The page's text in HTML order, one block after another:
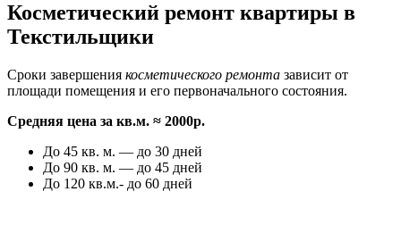
Косметический ремонт квартиры в
Текстильщики
Сроки завершения косметического ремонта зависит от
площади помещения и его первоначального состояния.
Средняя цена за кв.м. ≈ 2000р.
До 45 кв. м. — до 30 дней
До 90 кв. м. — до 45 дней
До 120 кв.м.- до 60 дней